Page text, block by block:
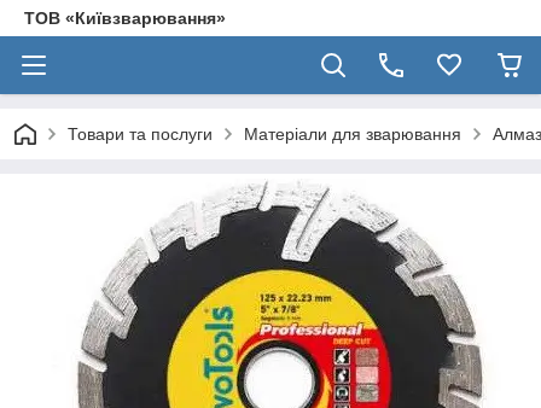
ТОВ «Київзварювання»
Товари та послуги Матеріали для зварювання